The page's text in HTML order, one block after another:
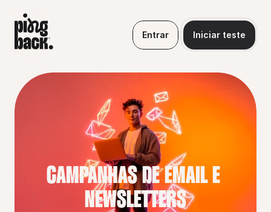
Entrar Iniciar teste
CAMPANHAS DE EMAIL E
NEWSLETTERS